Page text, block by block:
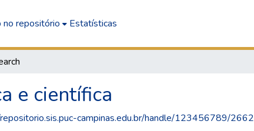
no repositório Estatísticas
e científica
campinas.edu.br/handle/123456789/2662